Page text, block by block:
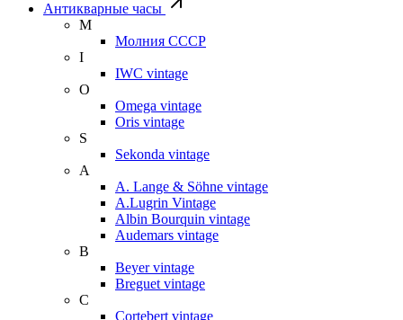
Антикварные часы
М
Молния СССР
I
IWC vintage
O
Omega vintage
Oris vintage
S
Sekonda vintage
A
A. Lange & Söhne vintage
A.Lugrin Vintage
Albin Bourquin vintage
Audemars vintage
B
Beyer vintage
Breguet vintage
C
Cortebert vintage